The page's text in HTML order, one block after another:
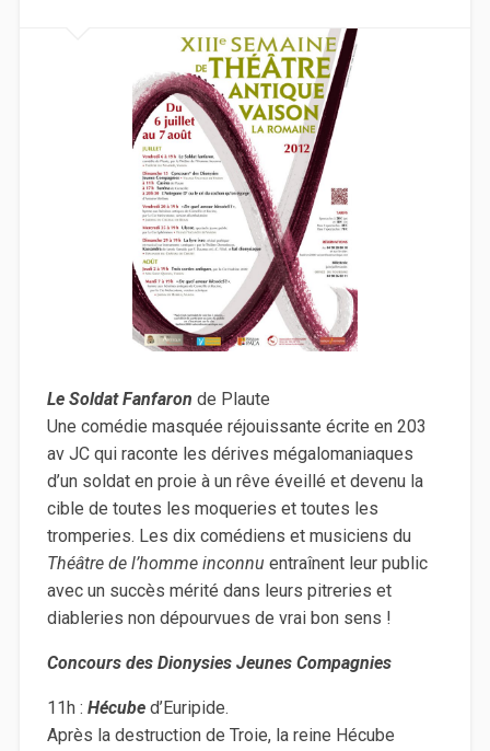
Le Soldat Fanfaron de Plaute
Une comédie masquée réjouissante écrite en 203
av JC qui raconte les dérives mégalomaniaques
d’un soldat en proie à un rêve éveillé et devenu la
cible de toutes les moqueries et toutes les
tromperies. Les dix comédiens et musiciens du
Théâtre de l’homme inconnu entraînent leur public
avec un succès mérité dans leurs pitreries et
diableries non dépourvues de vrai bon sens !
Concours des Dionysies Jeunes Compagnies
11h : Hécubed’Euripide.
Après la destruction de Troie, la reine Hécube